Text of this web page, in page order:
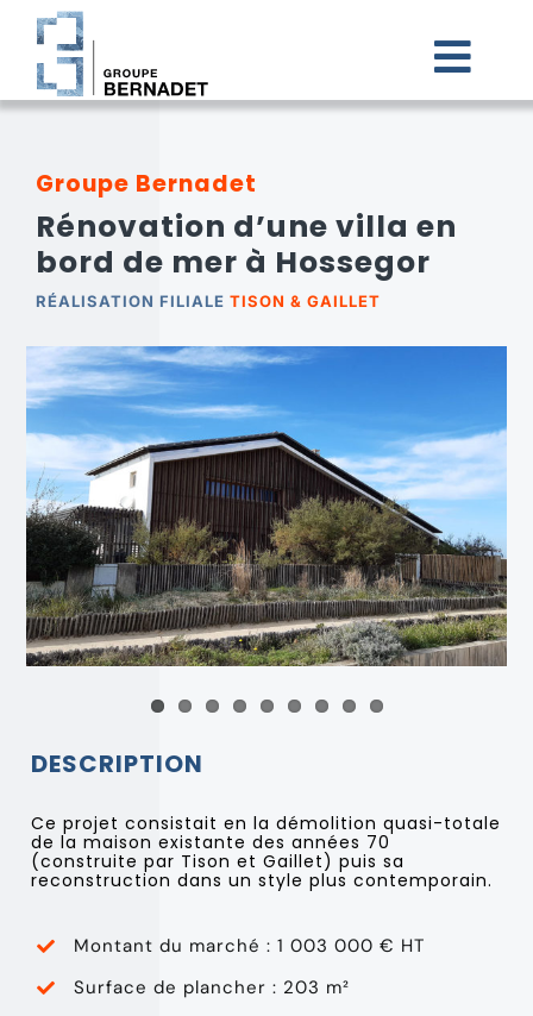
Passer
contenu
LE GROUPE BERNADET
NOS FILIALES
CARRIÈRES
ACTUALITÉS
CONTACT
Groupe Bernadet
Rénovation d’une villa en
bord de mer à Hossegor
RÉALISATION FILIALE TISON & GAILLET
DESCRIPTION
Ce projet consistait en la démolition quasi-totale
de la maison existante des années 70
(construite par Tison et Gaillet) puis sa
reconstruction dans un style plus contemporain.
Montant du marché : 1 003 000 € HT
Surface de plancher : 203 m²